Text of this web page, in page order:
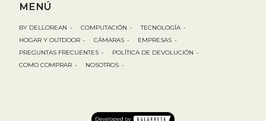
MENÚ
BY DELLOREAN - COMPUTACIÓN - TECNOLOGÍA -
HOGAR Y OUTDOOR - CÁMARAS - EMPRESAS -
PREGUNTAS FRECUENTES - POLÍTICA DE DEVOLUCIÓN -
COMO COMPRAR - NOSOTROS -